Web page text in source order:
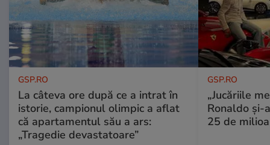
GSP.RO
La câteva ore după ce a intrat în
istorie, campionul olimpic a aflat
că apartamentul său a ars:
„Tragedie devastatoare”
GSP.RO
„Jucăriile
Ronaldo și-
25 de